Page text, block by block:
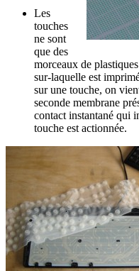
Les
touches
ne sont
que des
morceaux de
sur-laquelle est
sur une touche, on
seconde membrane
contact instantané qui
touche est actionnée.